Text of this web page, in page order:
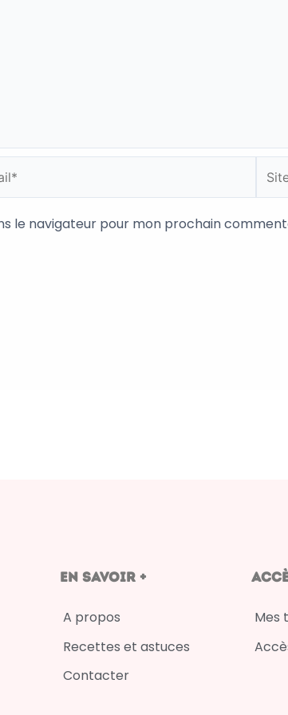
le navigateur pour mon prochain
en savoir +
A propos
Recettes et astuces
Contacter
Mes